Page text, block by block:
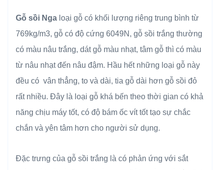
Gỗ sồi Nga loại gỗ có khối lượng riêng trung bình từ
769kg/m3, gỗ có độ cứng 6049N, gỗ sồi trắng thường
có màu nâu trắng, dát gỗ màu nhạt, tâm gỗ thì có màu
từ nâu nhạt đến nâu đậm. Hầu hết những loại gỗ này
đều có vân thẳng, to và dài, tia gỗ dài hơn gỗ sồi đỏ
rất nhiều. Đây là loại gỗ khá bến theo thời gian có khả
năng chịu máy tốt, có độ bám ốc vít tốt tạo sự chắc
chắn và yên tâm hơn cho người sử dụng.
Đặc trưng của gỗ sồi trắng là có phản ứng với sắt